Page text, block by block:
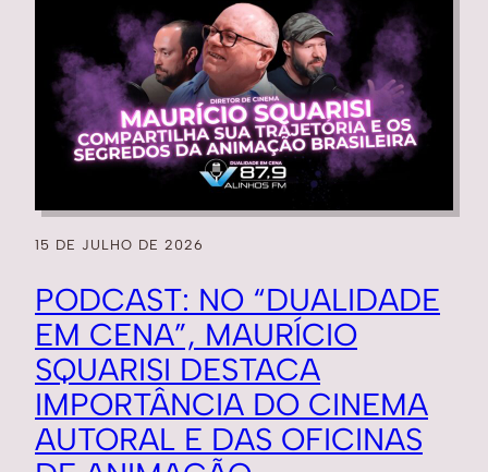
15 DE JULHO DE 2026
PODCAST: NO “DUALIDADE
EM CENA”, MAURÍCIO
SQUARISI DESTACA
IMPORTÂNCIA DO CINEMA
AUTORAL E DAS OFICINAS